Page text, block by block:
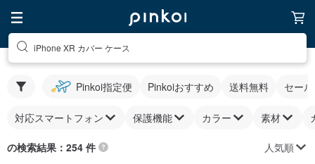
iPhone XR カバー ケース
Pinkoi指定便 Pinkoiおすすめ 送料無料 セー
対応スマートフォン 保護機能 カラー 素材
の検索結果：254 件 人気順